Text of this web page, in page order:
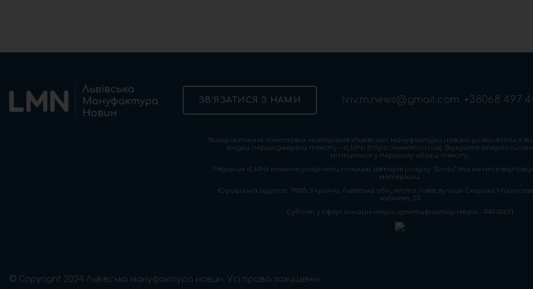
ЗВ’ЯЗАТИСЯ З НАМИ lviv.m.news@gmail.com +38068 497
Використання текстових матеріалів «Львівської мануфактури новин» дозволяється
згадки першоджерела тексту – «LMN» (https://www.lmn.in.ua). Відкрите
міститися у першому абзаці тексту.
Редакція «LMN» може не розділяти позицію авторів розділу “Блоги” та не несе
матеріали.
Юридична адреса: 79005, Україна, Львівська обл., місто Львів, вулиця Скорика
кабінет, 23
Cуб'єкт у сфері онлайн-медіа; ідентифікатор медіа - R40-03621
© Copyright 2024 Львівська мануфактура новин. Усі права захищенні.